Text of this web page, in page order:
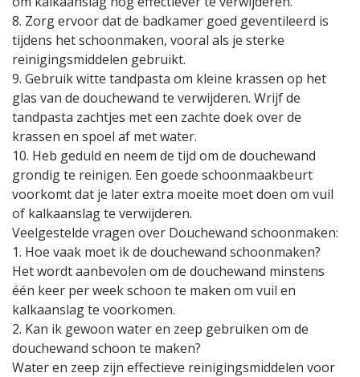
8. Zorg ervoor dat de badkamer goed geventileerd is
tijdens het schoonmaken, vooral als je sterke
reinigingsmiddelen gebruikt.
9. Gebruik witte tandpasta om kleine krassen op het
glas van de douchewand te verwijderen. Wrijf de
tandpasta zachtjes met een zachte doek over de
krassen en spoel af met water.
10. Heb geduld en neem de tijd om de douchewand
grondig te reinigen. Een goede schoonmaakbeurt
voorkomt dat je later extra moeite moet doen om vuil
of kalkaanslag te verwijderen.
Veelgestelde vragen over Douchewand schoonmaken:
1. Hoe vaak moet ik de douchewand schoonmaken?
Het wordt aanbevolen om de douchewand minstens
één keer per week schoon te maken om vuil en
kalkaanslag te voorkomen.
2. Kan ik gewoon water en zeep gebruiken om de
douchewand schoon te maken?
Water en zeep zijn effectieve reinigingsmiddelen voor